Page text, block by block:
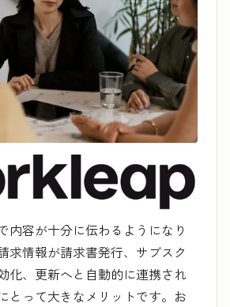
内容が十分に伝わるようになり
求情報が請求書発行、サブスク
化、更新へと自動的に連携され
とって大きなメリットです。お